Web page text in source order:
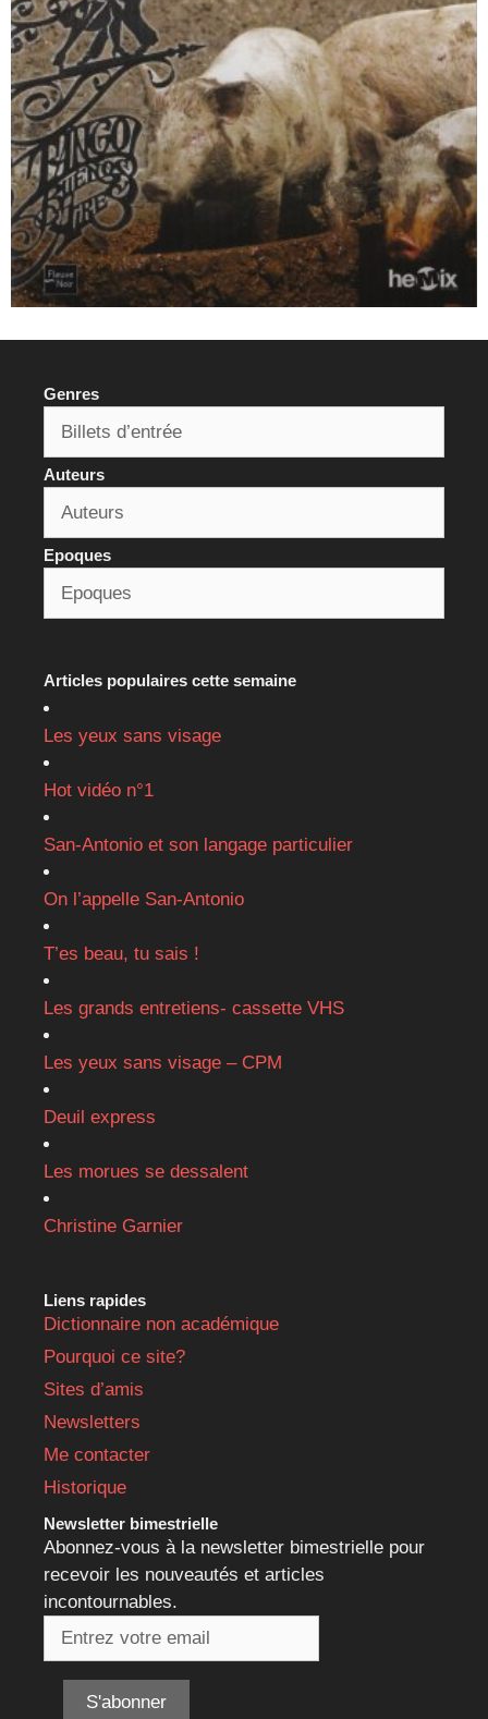
Genres
Auteurs
Epoques
Articles populaires cette semaine
Les yeux sans visage
Hot vidéo n°1
San-Antonio et son langage particulier
On l’appelle San-Antonio
T’es beau, tu sais !
Les grands entretiens- cassette VHS
Les yeux sans visage – CPM
Deuil express
Les morues se dessalent
Christine Garnier
Liens rapides
Dictionnaire non académique
Pourquoi ce site?
Sites d’amis
Newsletters
Me contacter
Historique
Newsletter bimestrielle
Abonnez-vous à la newsletter bimestrielle pour
recevoir les nouveautés et articles
incontournables.